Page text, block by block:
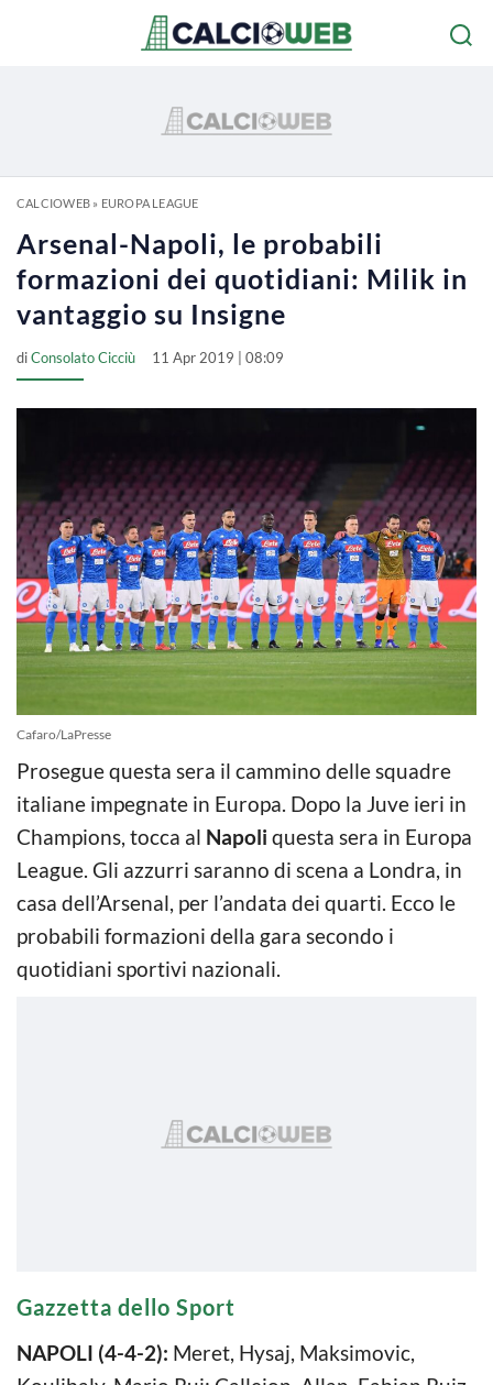
CALCIOWEB» EUROPA LEAGUE
Arsenal-Napoli, le probabili
formazioni dei quotidiani: Milik in
vantaggio su Insigne
diConsolato Cicciù 11 Apr 2019 | 08:09
Cafaro/LaPresse
Prosegue questa sera il cammino delle squadre
italiane impegnate in Europa. Dopo la Juve ieri in
Champions, tocca al Napoli questa sera in Europa
League. Gli azzurri saranno di scena a Londra, in
casa dell’Arsenal, per l’andata dei quarti. Ecco le
probabili formazioni della gara secondo i
quotidiani sportivi nazionali.
Gazzetta dello Sport
NAPOLI (4-4-2): Meret, Hysaj, Maksimovic,